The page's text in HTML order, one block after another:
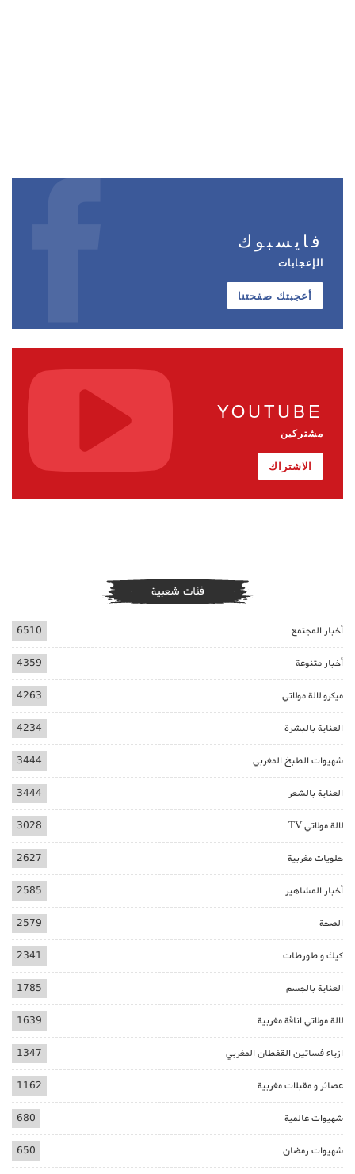
فايسبوك
الإعجابات
أعجبتك صفحتنا
YOUTUBE
مشتركين
الاشتراك
فئات شعبية
أخبار المجتمع 6510
أخبار متنوعة 4359
ميكرو لالة مولاتي 4263
العناية بالبشرة 4234
شهيوات الطبخ المغربي 3444
العناية بالشعر 3444
لالة مولاتي TV 3028
حلويات مغربية 2627
أخبار المشاهير 2585
الصحة 2579
كيك و طورطات 2341
العناية بالجسم 1785
لالة مولاتي اناقة مغربية 1639
ازياء فساتين القفطان المغربي 1347
عصائر و مقبلات مغربية 1162
شهيوات عالمية 680
شهيوات رمضان 650